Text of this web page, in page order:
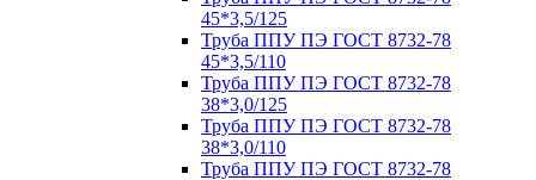
45*3,5/125
Труба ППУ ПЭ ГОСТ 8732-78
45*3,5/110
Труба ППУ ПЭ ГОСТ 8732-78
38*3,0/125
Труба ППУ ПЭ ГОСТ 8732-78
38*3,0/110
Труба ППУ ПЭ ГОСТ 8732-78